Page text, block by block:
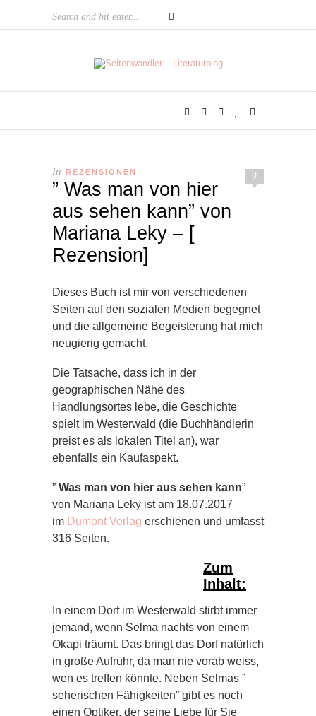
0
In REZENSIONEN
” Was man von hier
aus sehen kann” von
Mariana Leky – [
Rezension]
Dieses Buch ist mir von verschiedenen
Seiten auf den sozialen Medien begegnet
und die allgemeine Begeisterung hat mich
neugierig gemacht.
Die Tatsache, dass ich in der
geographischen Nähe des
Handlungsortes lebe, die Geschichte
spielt im Westerwald (die Buchhändlerin
preist es als lokalen Titel an), war
ebenfalls ein Kaufaspekt.
” Was man von hier aus sehen kann”
von Mariana Leky ist am 18.07.2017
im Dumont Verlag erschienen und umfasst
316 Seiten.
Zum
Inhalt:
In einem Dorf im Westerwald stirbt immer
jemand, wenn Selma nachts von einem
Okapi träumt. Das bringt das Dorf natürlich
in große Aufruhr, da man nie vorab weiss,
wen es treffen könnte. Neben Selmas ”
seherischen Fähigkeiten” gibt es noch
einen Optiker, der seine Liebe für Sie